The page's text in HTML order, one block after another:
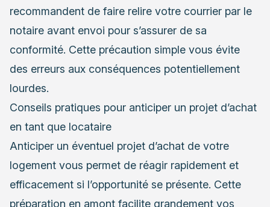
recommandent de faire relire votre courrier par le
notaire avant envoi pour s’assurer de sa
conformité. Cette précaution simple vous évite
des erreurs aux conséquences potentiellement
lourdes.
Conseils pratiques pour anticiper un projet d’achat
en tant que locataire
Anticiper un éventuel projet d’achat de votre
logement vous permet de réagir rapidement et
efficacement si l’opportunité se présente. Cette
préparation en amont facilite grandement vos